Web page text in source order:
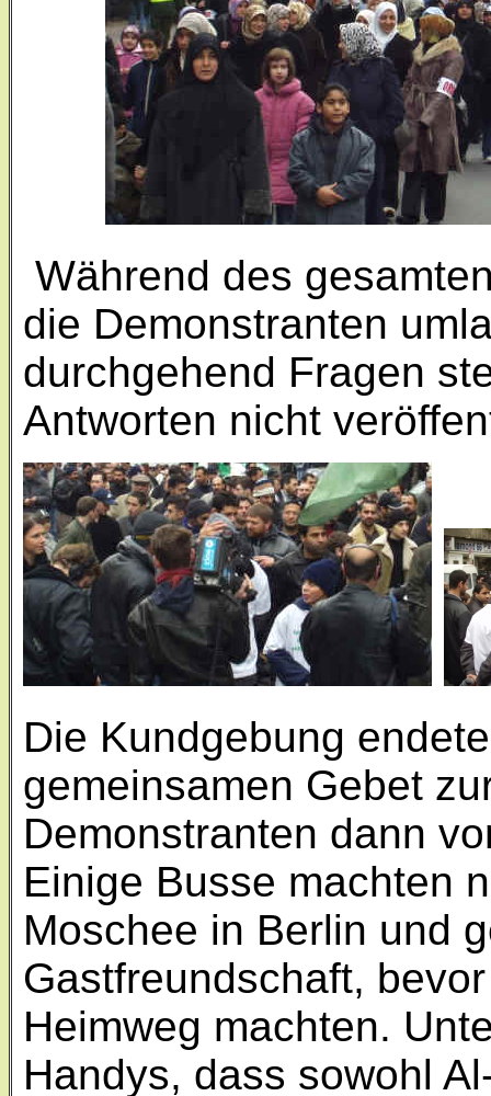
Während des
die Demonstranten
durchgehend Fragen
Antworten nicht
Die Kundgebung
gemeinsamen Gebet
Demonstranten dann
Einige Busse machten
Moschee in Berlin und
Gastfreundschaft,
Heimweg machten.
Handys, dass sowohl